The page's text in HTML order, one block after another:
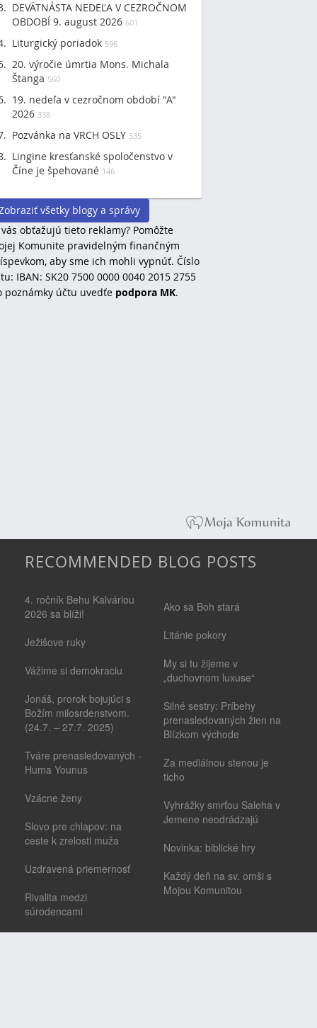
DEVÄTNÁSTA NEDEĽA V CEZROČNOM
OBDOBÍ 9. august 2026 601
Liturgický poriadok 596
20. výročie úmrtia Mons. Michala
Štanga 560
19. nedeľa v cezročnom období "A"
2026 338
Pozvánka na VRCH OSLY 335
Lingine kresťanské spoločenstvo v
Číne je špehované 146
všetky blogy a správy
obťažujú tieto reklamy? Pomôžte
Komunite pravidelným finančným
aby sme ich mohli vypnúť. Číslo
IBAN: SK20 7500 0000 0040 2015 2755
poznámky účtu uvedťe podpora MK.
RECOMMENDED BLOG POSTS
4. ročník Behu Kalváriou
2026 sa blíži!
Ježišove ruky
Vážime si demokraciu
Jonáš, prorok bojujúci s
Božím milosrdenstvom.
(24.7. – 27.7. 2025)
Tváre prenasledovaných -
Huma Younus
Vzácne ženy
Slovo pre chlapov: na
ceste k zrelosti muža
Uzdravená priemernosť
Rivalita medzi
súrodencami
Ako sa Boh stará
Litánie pokory
My si tu žijeme v
„duchovnom luxuse“
Silné sestry: Príbehy
prenasledovaných žien na
Blízkom východe
Za mediálnou stenou je
ticho
Vyhrážky smrťou Saleha v
Jemene neodrádzajú
Novinka: biblické hry
Každý deň na sv. omši s
Mojou Komunitou